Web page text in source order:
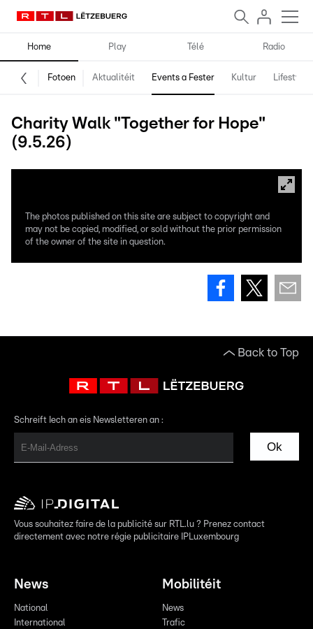
Home Play Télé Radio
Fotoen Aktualitéit Events a Fester Kultur Lifestyle
Charity Walk "Together for Hope"
(9.5.26)
The photos published on this site are subject to copyright and
may not be copied, modified, or sold without the prior permission
of the owner of the site in question.
Back to Top
Schreift Iech an eis Newsletteren an :
Ok
Vous souhaitez faire de la publicité sur RTL.lu ? Prenez contact
directement avec notre régie publicitaire IPLuxembourg
News
National
International
Mobilitéit
News
Trafic